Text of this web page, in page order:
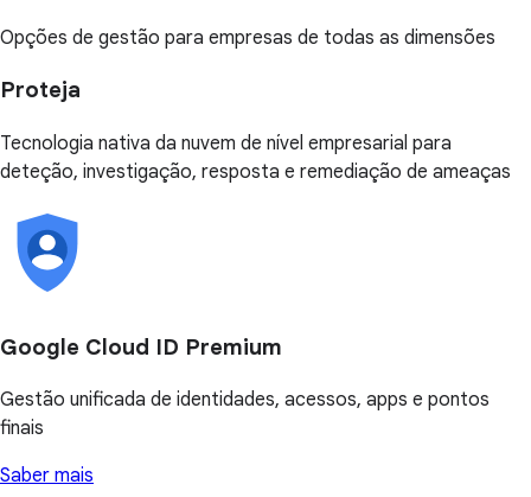
Opções de gestão para empresas de todas as dimensões
Proteja
Tecnologia nativa da nuvem de nível empresarial para
deteção, investigação, resposta e remediação de ameaças
Google Cloud ID Premium
Gestão unificada de identidades, acessos, apps e pontos
finais
Saber mais